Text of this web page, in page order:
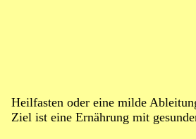
Heilfasten oder eine milde
Ziel ist eine Ernährung mit